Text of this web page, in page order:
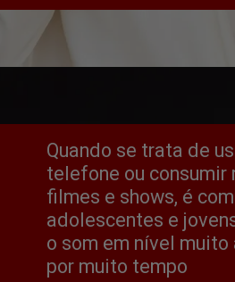
Quando se trata de
telefone ou consumir
filmes e shows, é
adolescentes e
o som em nível muito
por muito tempo